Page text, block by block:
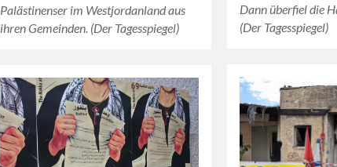
Palästinenser im Westjordanland aus
ihren Gemeinden. (Der Tagesspiegel)
Dann überfiel die
(Der Tagesspiegel)